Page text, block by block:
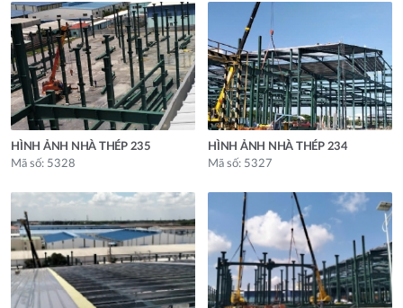
HÌNH ẢNH NHÀ THÉP 235
Mã số: 5328
HÌNH ẢNH NHÀ THÉP 234
Mã số: 5327